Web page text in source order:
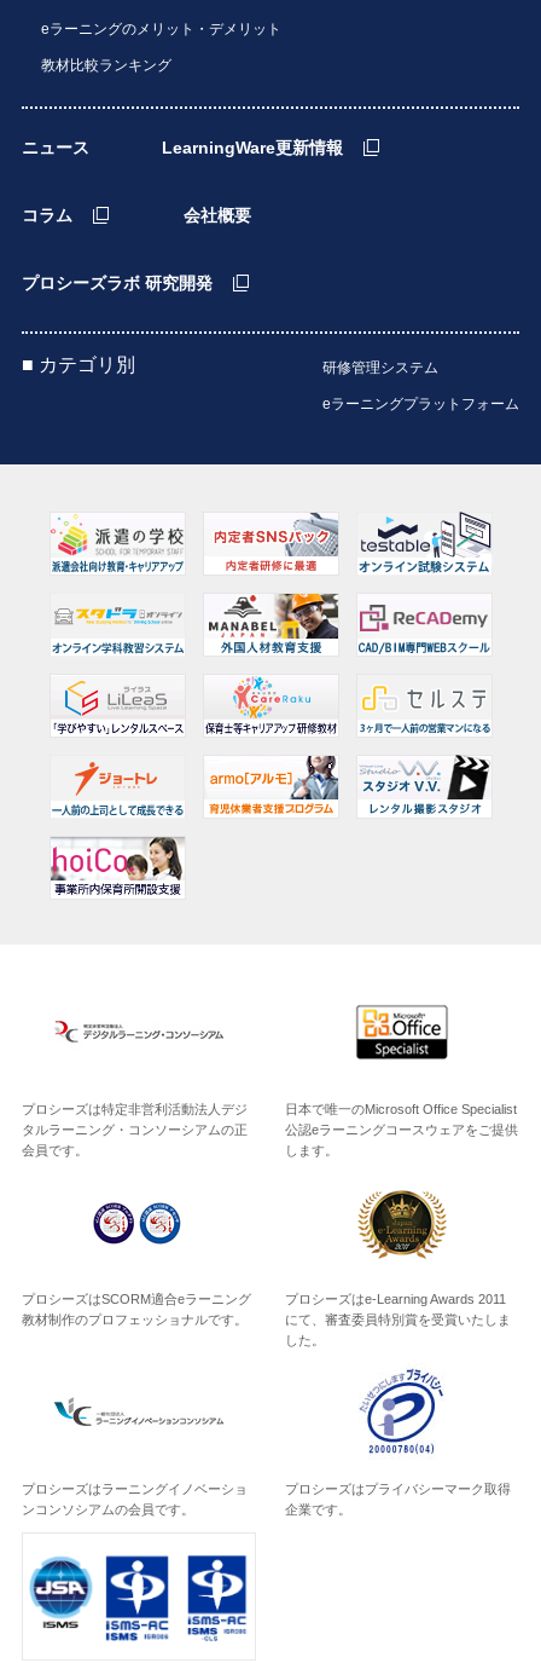
eラーニングのメリット・デメリット
教材比較ランキング
ニュース LearningWare更新情報
コラム 会社概要
プロシーズラボ 研究開発
■ カテゴリ別 研修管理システム
eラーニングプラットフォーム
プロシーズは特定非営利活動法人デジ
タルラーニング・コンソーシアムの正
会員です。
日本で唯一のMicrosoft Office Specialist
公認eラーニングコースウェアをご提供
します。
プロシーズはSCORM適合eラーニング
教材制作のプロフェッショナルです。
プロシーズはe-Learning Awards 2011
にて、審査委員特別賞を受賞いたしま
した。
プロシーズはラーニングイノベーショ
ンコンソシアムの会員です。
プロシーズはプライバシーマーク取得
企業です。